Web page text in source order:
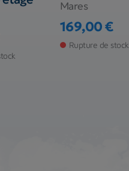
Mares
Prix
169,00 €
Rupture de stock